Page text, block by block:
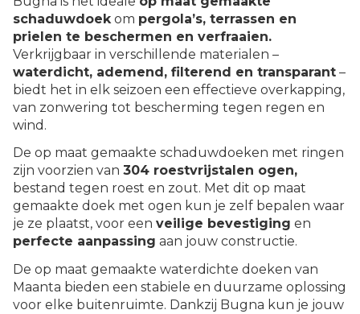
schaduwdoek om pergola’s, terrassen en
prielen te beschermen en verfraaien.
Verkrijgbaar in verschillende materialen –
waterdicht, ademend, filterend en transparant –
biedt het in elk seizoen een effectieve overkapping,
van zonwering tot bescherming tegen regen en
wind.
De op maat gemaakte schaduwdoeken met ringen
zijn voorzien van 304 roestvrijstalen ogen,
bestand tegen roest en zout. Met dit op maat
gemaakte doek met ogen kun je zelf bepalen waar
je ze plaatst, voor een veilige bevestiging en
perfecte aanpassing aan jouw constructie.
De op maat gemaakte waterdichte doeken van
Maanta bieden een stabiele en duurzame oplossing
voor elke buitenruimte. Dankzij Bugna kun je jouw